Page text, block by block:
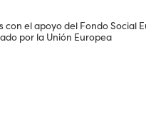
con el apoyo del Fondo Social
por la Unión Europea